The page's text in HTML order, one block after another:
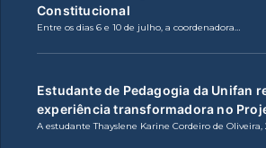
Constitucional
Entre os dias 6 e 10 de julho, a coordenadora…
Estudante de Pedagogia da Unifan
experiência transformadora no
A estudante Thayslene Karine Cordeiro de Oliveira,